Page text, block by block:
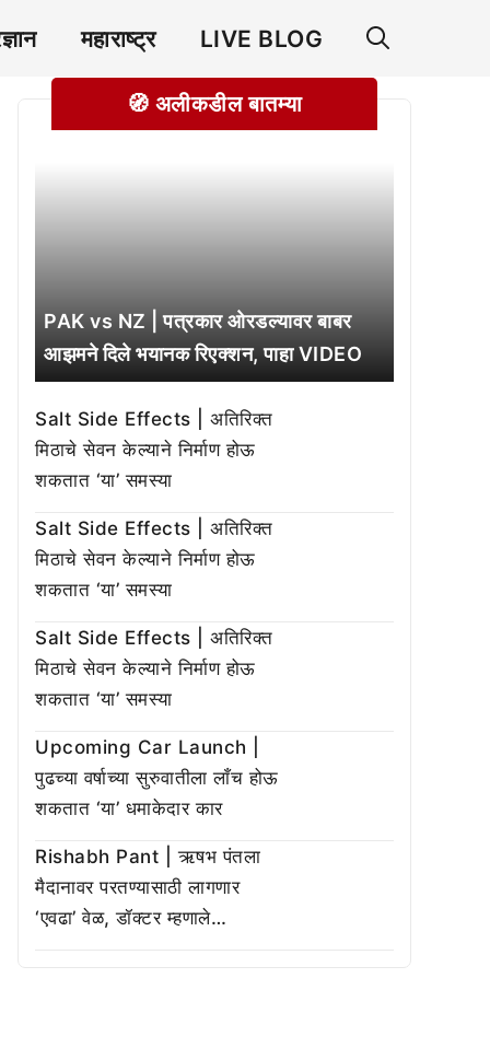
महाराष्ट्र LIVE BLOG
🧭 अलीकडील बातम्या
PAK vs NZ | पत्रकार ओरडल्यावर बाबर
आझमने दिले भयानक रिएक्शन, पाहा VIDEO
Salt Side Effects | अतिरिक्त
मिठाचे सेवन केल्याने निर्माण होऊ
शकतात ‘या’ समस्या
Salt Side Effects | अतिरिक्त
मिठाचे सेवन केल्याने निर्माण होऊ
शकतात ‘या’ समस्या
Salt Side Effects | अतिरिक्त
मिठाचे सेवन केल्याने निर्माण होऊ
शकतात ‘या’ समस्या
Upcoming Car Launch |
पुढच्या वर्षाच्या सुरुवातीला लाँच होऊ
शकतात ‘या’ धमाकेदार कार
Rishabh Pant | ऋषभ पंतला
मैदानावर परतण्यासाठी लागणार
‘एवढा’ वेळ, डॉक्टर म्हणाले…